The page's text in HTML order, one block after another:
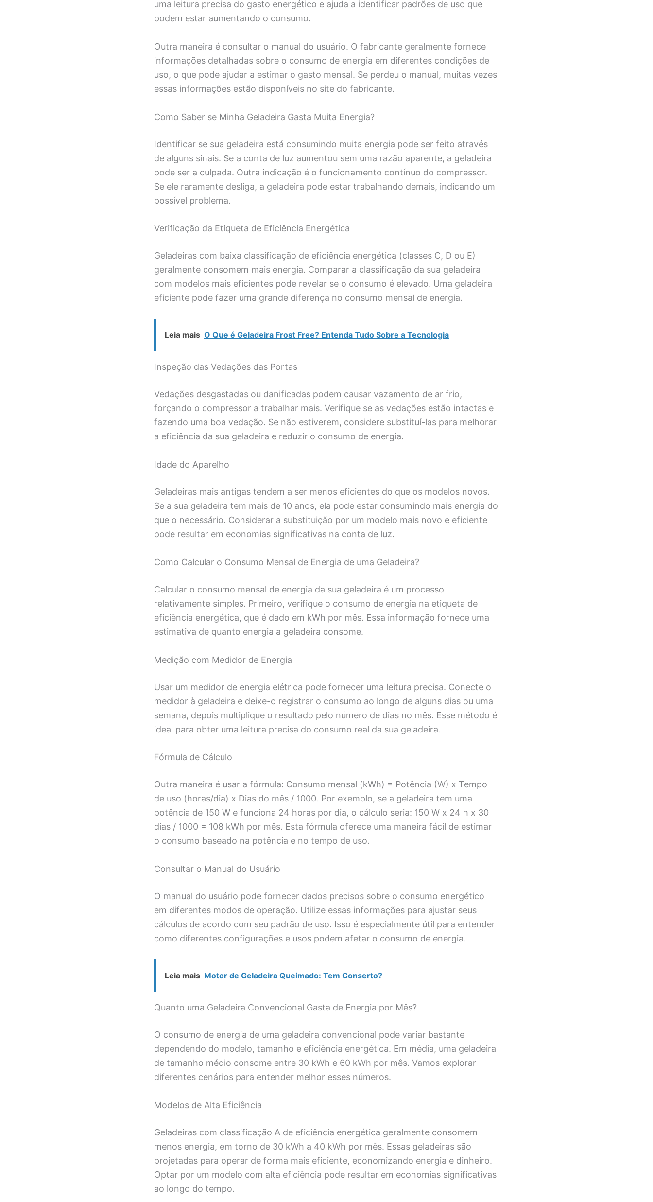
uma leitura precisa do gasto energético e ajuda a identificar padrões de uso que
podem estar aumentando o consumo.
Outra maneira é consultar o manual do usuário. O fabricante geralmente fornece
informações detalhadas sobre o consumo de energia em diferentes condições de
uso, o que pode ajudar a estimar o gasto mensal. Se perdeu o manual, muitas vezes
essas informações estão disponíveis no site do fabricante.
Como Saber se Minha Geladeira Gasta Muita Energia?
Identificar se sua geladeira está consumindo muita energia pode ser feito através
de alguns sinais. Se a conta de luz aumentou sem uma razão aparente, a geladeira
pode ser a culpada. Outra indicação é o funcionamento contínuo do compressor.
Se ele raramente desliga, a geladeira pode estar trabalhando demais, indicando um
possível problema.
Verificação da Etiqueta de Eficiência Energética
Geladeiras com baixa classificação de eficiência energética (classes C, D ou E)
geralmente consomem mais energia. Comparar a classificação da sua geladeira
com modelos mais eficientes pode revelar se o consumo é elevado. Uma geladeira
eficiente pode fazer uma grande diferença no consumo mensal de energia.
Leia mais O Que é Geladeira Frost Free? Entenda Tudo Sobre a Tecnologia
Inspeção das Vedações das Portas
Vedações desgastadas ou danificadas podem causar vazamento de ar frio,
forçando o compressor a trabalhar mais. Verifique se as vedações estão intactas e
fazendo uma boa vedação. Se não estiverem, considere substituí-las para melhorar
a eficiência da sua geladeira e reduzir o consumo de energia.
Idade do Aparelho
Geladeiras mais antigas tendem a ser menos eficientes do que os modelos novos.
Se a sua geladeira tem mais de 10 anos, ela pode estar consumindo mais energia do
que o necessário. Considerar a substituição por um modelo mais novo e eficiente
pode resultar em economias significativas na conta de luz.
Como Calcular o Consumo Mensal de Energia de uma Geladeira?
Calcular o consumo mensal de energia da sua geladeira é um processo
relativamente simples. Primeiro, verifique o consumo de energia na etiqueta de
eficiência energética, que é dado em kWh por mês. Essa informação fornece uma
estimativa de quanto energia a geladeira consome.
Medição com Medidor de Energia
Usar um medidor de energia elétrica pode fornecer uma leitura precisa. Conecte o
medidor à geladeira e deixe-o registrar o consumo ao longo de alguns dias ou uma
semana, depois multiplique o resultado pelo número de dias no mês. Esse método é
ideal para obter uma leitura precisa do consumo real da sua geladeira.
Fórmula de Cálculo
Outra maneira é usar a fórmula: Consumo mensal (kWh) = Potência (W) x Tempo
de uso (horas/dia) x Dias do mês / 1000. Por exemplo, se a geladeira tem uma
potência de 150 W e funciona 24 horas por dia, o cálculo seria: 150 W x 24 h x 30
dias / 1000 = 108 kWh por mês. Esta fórmula oferece uma maneira fácil de estimar
o consumo baseado na potência e no tempo de uso.
Consultar o Manual do Usuário
O manual do usuário pode fornecer dados precisos sobre o consumo energético
em diferentes modos de operação. Utilize essas informações para ajustar seus
cálculos de acordo com seu padrão de uso. Isso é especialmente útil para entender
como diferentes configurações e usos podem afetar o consumo de energia.
Leia mais Motor de Geladeira Queimado: Tem Conserto?
Quanto uma Geladeira Convencional Gasta de Energia por Mês?
O consumo de energia de uma geladeira convencional pode variar bastante
dependendo do modelo, tamanho e eficiência energética. Em média, uma geladeira
de tamanho médio consome entre 30 kWh e 60 kWh por mês. Vamos explorar
diferentes cenários para entender melhor esses números.
Modelos de Alta Eficiência
Geladeiras com classificação A de eficiência energética geralmente consomem
menos energia, em torno de 30 kWh a 40 kWh por mês. Essas geladeiras são
projetadas para operar de forma mais eficiente, economizando energia e dinheiro.
Optar por um modelo com alta eficiência pode resultar em economias significativas
ao longo do tempo.